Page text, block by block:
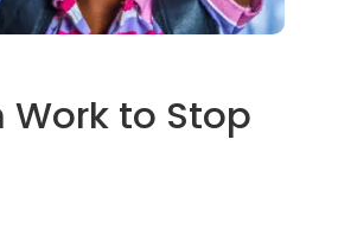
Work to Stop